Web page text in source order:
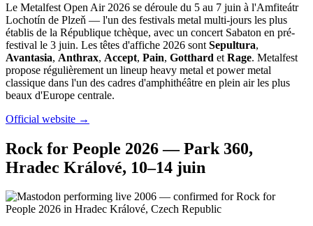
Le Metalfest Open Air 2026 se déroule du 5 au 7 juin à l'Amfiteátr
Lochotín de Plzeň — l'un des festivals metal multi-jours les plus
établis de la République tchèque, avec un concert Sabaton en pré-
festival le 3 juin. Les têtes d'affiche 2026 sont Sepultura,
Avantasia, Anthrax, Accept, Pain, Gotthard et Rage. Metalfest
propose régulièrement un lineup heavy metal et power metal
classique dans l'un des cadres d'amphithéâtre en plein air les plus
beaux d'Europe centrale.
Official website →
Rock for People 2026 — Park 360,
Hradec Králové, 10–14 juin